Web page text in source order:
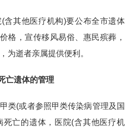
含其他医疗机构)要公布全市遗体
格，宣传移风易俗、惠民殡葬，
为逝者亲属提供便利。
亡遗体的管理
类(或者参照甲类传染病管理及国
死亡的遗体，医院(含其他医疗机